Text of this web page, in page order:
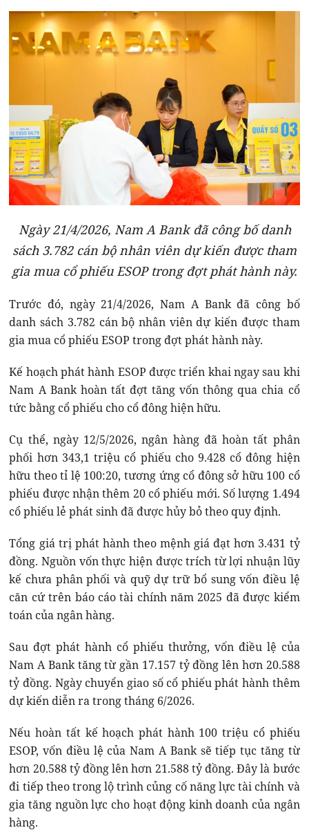
Ngày 21/4/2026, Nam A Bank đã công bố danh
sách 3.782 cán bộ nhân viên dự kiến được tham
gia mua cổ phiếu ESOP trong đợt phát hành này.
Trước đó, ngày 21/4/2026, Nam A Bank đã công bố
danh sách 3.782 cán bộ nhân viên dự kiến được tham
gia mua cổ phiếu ESOP trong đợt phát hành này.
Kế hoạch phát hành ESOP được triển khai ngay sau khi
Nam A Bank hoàn tất đợt tăng vốn thông qua chia cổ
tức bằng cổ phiếu cho cổ đông hiện hữu.
Cụ thể, ngày 12/5/2026, ngân hàng đã hoàn tất phân
phối hơn 343,1 triệu cổ phiếu cho 9.428 cổ đông hiện
hữu theo tỉ lệ 100:20, tương ứng cổ đông sở hữu 100 cổ
phiếu được nhận thêm 20 cổ phiếu mới. Số lượng 1.494
cổ phiếu lẻ phát sinh đã được hủy bỏ theo quy định.
Tổng giá trị phát hành theo mệnh giá đạt hơn 3.431 tỷ
đồng. Nguồn vốn thực hiện được trích từ lợi nhuận lũy
kế chưa phân phối và quỹ dự trữ bổ sung vốn điều lệ
căn cứ trên báo cáo tài chính năm 2025 đã được kiểm
toán của ngân hàng.
Sau đợt phát hành cổ phiếu thưởng, vốn điều lệ của
Nam A Bank tăng từ gần 17.157 tỷ đồng lên hơn 20.588
tỷ đồng. Ngày chuyển giao số cổ phiếu phát hành thêm
dự kiến diễn ra trong tháng 6/2026.
Nếu hoàn tất kế hoạch phát hành 100 triệu cổ phiếu
ESOP, vốn điều lệ của Nam A Bank sẽ tiếp tục tăng từ
hơn 20.588 tỷ đồng lên hơn 21.588 tỷ đồng. Đây là bước
đi tiếp theo trong lộ trình củng cố năng lực tài chính và
gia tăng nguồn lực cho hoạt động kinh doanh của ngân
hàng.